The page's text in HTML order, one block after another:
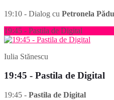
19:10 - Dialog cu Petronela
19:45 - Pastila de Digital
Iulia Stănescu
19:45 - Pastila de Digital
19:45 - Pastila de Digital